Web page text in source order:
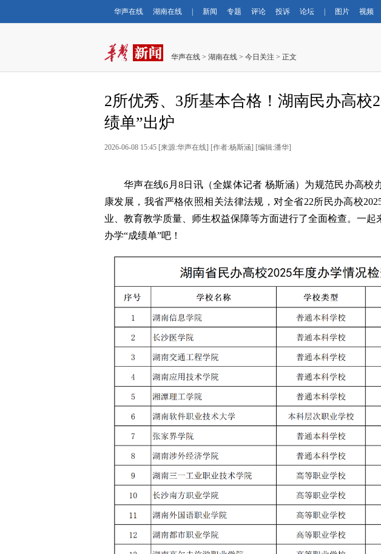
华声在线 湖南在线 新闻 专题 评论 投诉 论坛 图片 视频
华声在线 > 湖南在线 > 今日关注 > 正文
2所优秀、3所基本合格！湖南民办高校
绩单”出炉
2026-06-08 15:45 [来源:华声在线] [作者:杨斯涵] [编辑:潘华]
华声在线6月8日讯（全媒体记者 杨斯涵）为规范民办高校
康发展，我省严格依照相关法律法规，对全省22所民办高校
业、教育教学质量、师生权益保障等方面进行了全面检查。 一起
办学“成绩单”吧！